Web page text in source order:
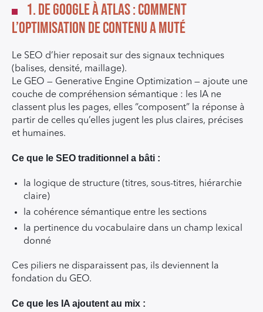
1. De Google à Atlas : comment
l’optimisation de contenu a muté
Le SEO d’hier reposait sur des signaux techniques
(balises, densité, maillage).
Le GEO — Generative Engine Optimization — ajoute une
couche de compréhension sémantique : les IA ne
classent plus les pages, elles “composent” la réponse à
partir de celles qu’elles jugent les plus claires, précises
et humaines.
Ce que le SEO traditionnel a bâti :
la logique de structure (titres, sous-titres, hiérarchie
claire)
la cohérence sémantique entre les sections
la pertinence du vocabulaire dans un champ lexical
donné
Ces piliers ne disparaissent pas, ils deviennent la
fondation du GEO.
Ce que les IA ajoutent au mix :